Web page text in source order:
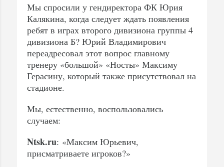
Мы спросили у гендиректора ФК Юрия
Калякина, когда следует ждать появления
ребят в играх второго дивизиона группы 4
дивизиона Б? Юрий Владимирович
переадресовал этот вопрос главному
тренеру «большой» «Носты» Максиму
Герасину, который также присутствовал на
стадионе.
Мы, естественно, воспользовались
случаем:
Ntsk.ru: «Максим Юрьевич,
присматриваете игроков?»